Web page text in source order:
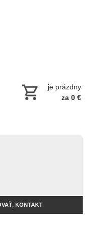
je prázdny
za 0 €
KONTAKT